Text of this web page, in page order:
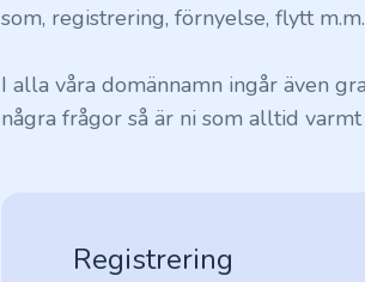
som, registrering, förnyelse, flytt m.m.
I alla våra domännamn ingår även
några frågor så är ni som alltid
Registrering